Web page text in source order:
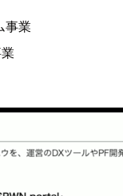
事業